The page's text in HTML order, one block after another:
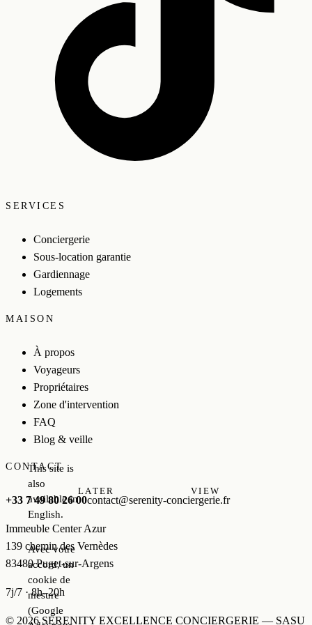
SERVICES
Conciergerie
Sous-location garantie
Gardiennage
Logements
MAISON
À propos
Voyageurs
Propriétaires
Zone d'intervention
FAQ
Blog & veille
CONTACT
+33 7 49 80 26 00contact@serenity-conciergerie.fr
Immeuble Center Azur
139 chemin des Vernèdes
83480 Puget-sur-Argens
7j/7 · 8h–20h
© 2026 SERENITY EXCELLENCE CONCIERGERIE — SASU
This site is
also
available in
English.
LATER VIEW
Avec votre
accord, un
cookie de
mesure
(Google